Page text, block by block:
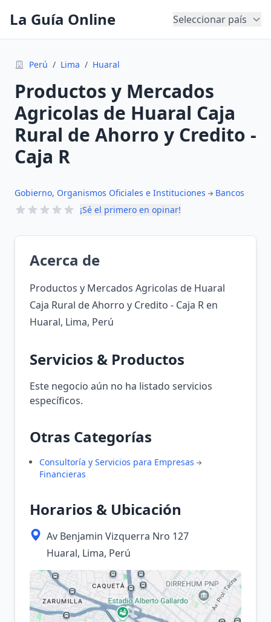
La Guía Online Seleccionar país
Perú / Lima / Huaral
Productos y Mercados
Agricolas de Huaral Caja
Rural de Ahorro y Credito -
Caja R
Gobierno, Organismos Oficiales e Instituciones
Bancos
¡Sé el primero en opinar!
Acerca de
Productos y Mercados Agricolas de Huaral
Caja Rural de Ahorro y Credito - Caja R en
Huaral, Lima, Perú
Servicios & Productos
Este negocio aún no ha listado servicios
específicos.
Otras Categorías
Consultoría y Servicios para Empresas
Financieras
Horarios & Ubicación
Av Benjamin Vizquerra Nro 127
Huaral, Lima, Perú